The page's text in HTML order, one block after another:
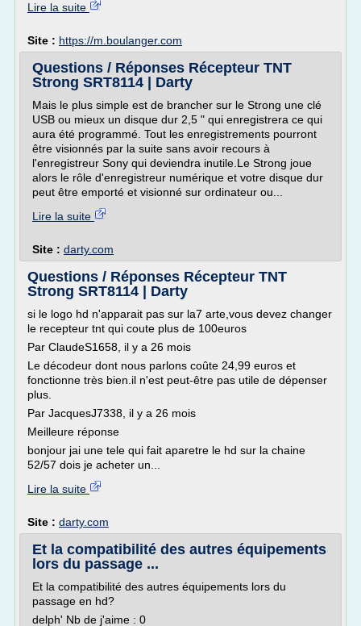
Lire la suite
Site : https://m.boulanger.com
Questions / Réponses Récepteur TNT
Strong SRT8114 | Darty
Mais le plus simple est de brancher sur le Strong une clé
USB ou mieux un disque dur 2,5 " qui enregistrera ce qui
aura été programmé. Tout les enregistrements pourront
être visionnés par la suite sans avoir recours à
l'enregistreur Sony qui deviendra inutile.Le Strong joue
alors le rôle d'enregistreur numérique et votre disque dur
peut être emporté et visionné sur ordinateur ou...
Lire la suite
Site : darty.com
Questions / Réponses Récepteur TNT
Strong SRT8114 | Darty
si le logo hd n'apparait pas sur la7 arte,vous devez changer
le recepteur tnt qui coute plus de 100euros
Par ClaudeS1658, il y a 26 mois
Le décodeur dont nous parlons coûte 24,99 euros et
fonctionne très bien.il n'est peut-être pas utile de dépenser
plus.
Par JacquesJ7338, il y a 26 mois
Meilleure réponse
bonjour jai une tele qui fait aparetre le hd sur la chaine
52/57 dois je acheter un...
Lire la suite
Site : darty.com
Et la compatibilité des autres équipements
lors du passage ...
Et la compatibilité des autres équipements lors du
passage en hd?
delph' Nb de j'aime : 0